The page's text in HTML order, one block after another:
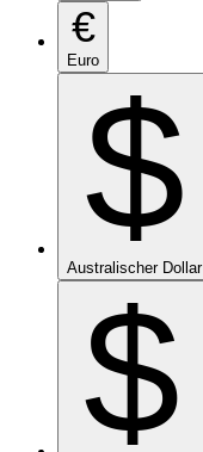
€
Euro
$
Australischer Dollar
$